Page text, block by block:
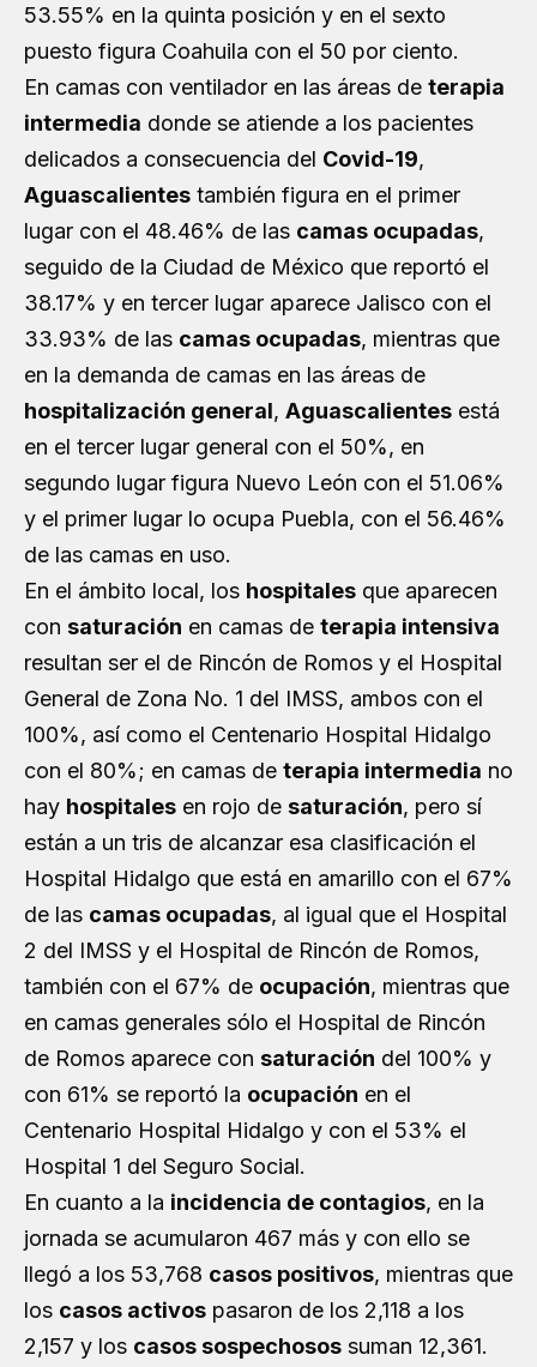
53.55% en la quinta posición y en el sexto
puesto figura Coahuila con el 50 por ciento.
En camas con ventilador en las áreas de terapia
intermedia donde se atiende a los pacientes
delicados a consecuencia del Covid-19,
Aguascalientes también figura en el primer
lugar con el 48.46% de las camas ocupadas,
seguido de la Ciudad de México que reportó el
38.17% y en tercer lugar aparece Jalisco con el
33.93% de las camas ocupadas, mientras que
en la demanda de camas en las áreas de
hospitalización general, Aguascalientes está
en el tercer lugar general con el 50%, en
segundo lugar figura Nuevo León con el 51.06%
y el primer lugar lo ocupa Puebla, con el 56.46%
de las camas en uso.
En el ámbito local, los hospitales que aparecen
con saturación en camas de terapia intensiva
resultan ser el de Rincón de Romos y el Hospital
General de Zona No. 1 del IMSS, ambos con el
100%, así como el Centenario Hospital Hidalgo
con el 80%; en camas de terapia intermedia no
hay hospitales en rojo de saturación, pero sí
están a un tris de alcanzar esa clasificación el
Hospital Hidalgo que está en amarillo con el 67%
de las camas ocupadas, al igual que el Hospital
2 del IMSS y el Hospital de Rincón de Romos,
también con el 67% de ocupación, mientras que
en camas generales sólo el Hospital de Rincón
de Romos aparece con saturación del 100% y
con 61% se reportó la ocupación en el
Centenario Hospital Hidalgo y con el 53% el
Hospital 1 del Seguro Social.
En cuanto a la incidencia de contagios, en la
jornada se acumularon 467 más y con ello se
llegó a los 53,768 casos positivos, mientras que
los casos activos pasaron de los 2,118 a los
2,157 y los casos sospechosos suman 12,361.